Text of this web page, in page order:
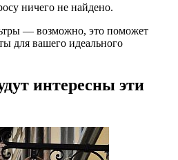
ничего не найдено.
— возможно, это поможет
для вашего идеального
интересны эти